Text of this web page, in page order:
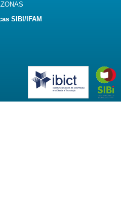
SIBI/IFAM